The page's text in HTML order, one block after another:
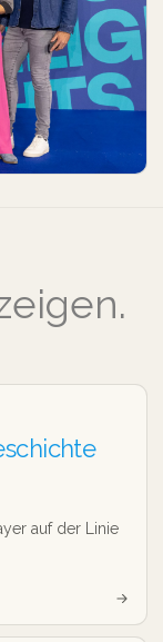
auf der Linie